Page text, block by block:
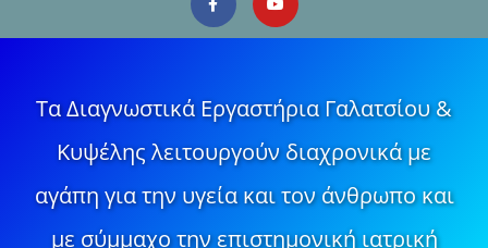
Τα Διαγνωστικά Εργαστήρια Γαλατσίου &
Κυψέλης λειτουργούν διαχρονικά με
αγάπη για την υγεία και τον άνθρωπο και
με σύμμαχο την επιστημονική ιατρική